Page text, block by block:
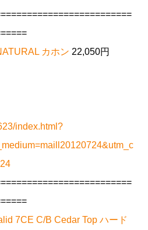
カホン 22,050円
index.html?
7CE C/B Cedar Top ハード